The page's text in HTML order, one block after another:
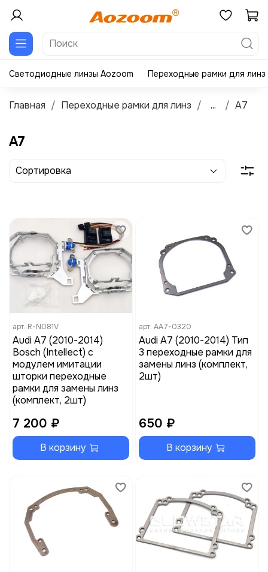
Светодиодные линзы Aozoom Переходные рамки для линз
Главная Переходные рамки для линз ... A7
A7
арт. R-N081V
Audi A7 (2010-2014)
Bosch (Intellect) с
модулем имитации
шторки переходные
рамки для замены линз
(комплект, 2шт)
7 200 ₽
В корзину
арт. AA7-0320
Audi A7 (2010-2014) Тип
3 переходные рамки для
замены линз (комплект,
2шт)
650 ₽
В корзину